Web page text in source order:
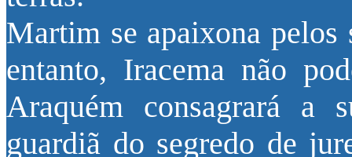
Martim se apaixona pelos
entanto, Iracema não
Araquém consagrará a
guardiã do segredo de